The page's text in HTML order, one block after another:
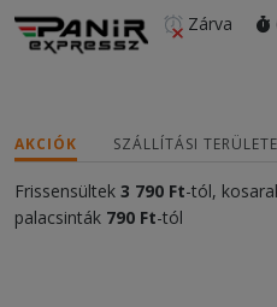
Zárva
AKCIÓK SZÁLLÍTÁSI
Frissensültek 3 790 Ft-tól,
palacsinták 790 Ft-tól